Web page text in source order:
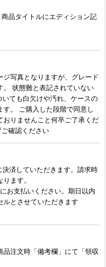
品タイトルにエディション記
写真となりますが、グレード
。 状態難と表記されていない
いても白欠けや汚れ、ケースの
。 ご購入した段階で同意し
おりませんこと何卒ご了承くだ
ご確認ください
済していただきます。請求時
ます。
お支払いください。期日以内
ルとさせていただきます
注文時「備考欄」にて「領収